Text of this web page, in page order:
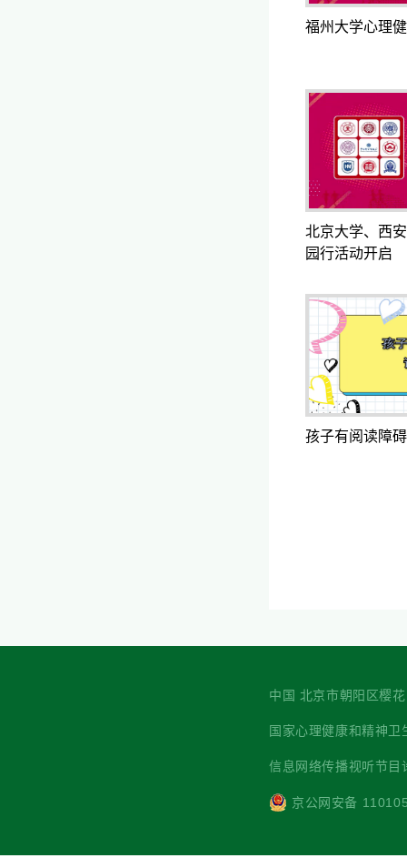
福州大学心理
北京大学、西
园行活动开启
孩子有阅读障
中国 北京市朝阳区
国家心理健康和精神
信息网络传播视听节
京公网安备